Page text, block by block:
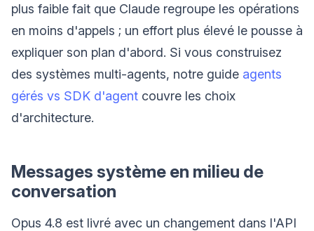
plus faible fait que Claude regroupe les opérations
en moins d'appels ; un effort plus élevé le pousse à
expliquer son plan d'abord. Si vous construisez
des systèmes multi-agents, notre guide agents
gérés vs SDK d'agent couvre les choix
d'architecture.
Messages système en milieu de
conversation
Opus 4.8 est livré avec un changement dans l'API